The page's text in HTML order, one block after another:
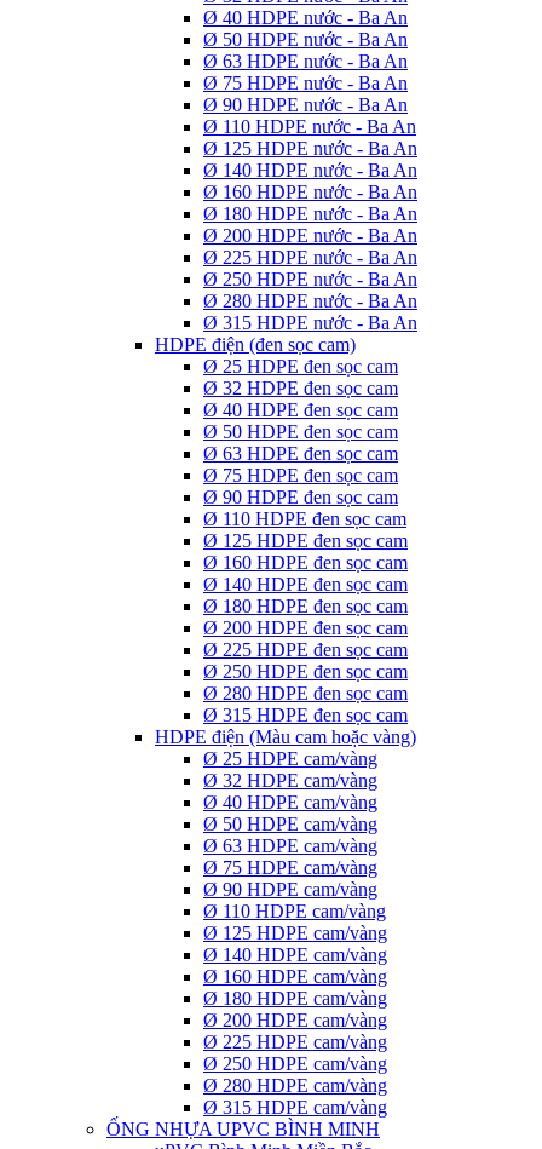
Ø 40 HDPE nước - Ba An
Ø 50 HDPE nước - Ba An
Ø 63 HDPE nước - Ba An
Ø 75 HDPE nước - Ba An
Ø 90 HDPE nước - Ba An
Ø 110 HDPE nước - Ba An
Ø 125 HDPE nước - Ba An
Ø 140 HDPE nước - Ba An
Ø 160 HDPE nước - Ba An
Ø 180 HDPE nước - Ba An
Ø 200 HDPE nước - Ba An
Ø 225 HDPE nước - Ba An
Ø 250 HDPE nước - Ba An
Ø 280 HDPE nước - Ba An
Ø 315 HDPE nước - Ba An
HDPE điện (đen sọc cam)
Ø 25 HDPE đen sọc cam
Ø 32 HDPE đen sọc cam
Ø 40 HDPE đen sọc cam
Ø 50 HDPE đen sọc cam
Ø 63 HDPE đen sọc cam
Ø 75 HDPE đen sọc cam
Ø 90 HDPE đen sọc cam
Ø 110 HDPE đen sọc cam
Ø 125 HDPE đen sọc cam
Ø 160 HDPE đen sọc cam
Ø 140 HDPE đen sọc cam
Ø 180 HDPE đen sọc cam
Ø 200 HDPE đen sọc cam
Ø 225 HDPE đen sọc cam
Ø 250 HDPE đen sọc cam
Ø 280 HDPE đen sọc cam
Ø 315 HDPE đen sọc cam
HDPE điện (Màu cam hoặc vàng)
Ø 25 HDPE cam/vàng
Ø 32 HDPE cam/vàng
Ø 40 HDPE cam/vàng
Ø 50 HDPE cam/vàng
Ø 63 HDPE cam/vàng
Ø 75 HDPE cam/vàng
Ø 90 HDPE cam/vàng
Ø 110 HDPE cam/vàng
Ø 125 HDPE cam/vàng
Ø 140 HDPE cam/vàng
Ø 160 HDPE cam/vàng
Ø 180 HDPE cam/vàng
Ø 200 HDPE cam/vàng
Ø 225 HDPE cam/vàng
Ø 250 HDPE cam/vàng
Ø 280 HDPE cam/vàng
Ø 315 HDPE cam/vàng
ỐNG NHỰA UPVC BÌNH MINH